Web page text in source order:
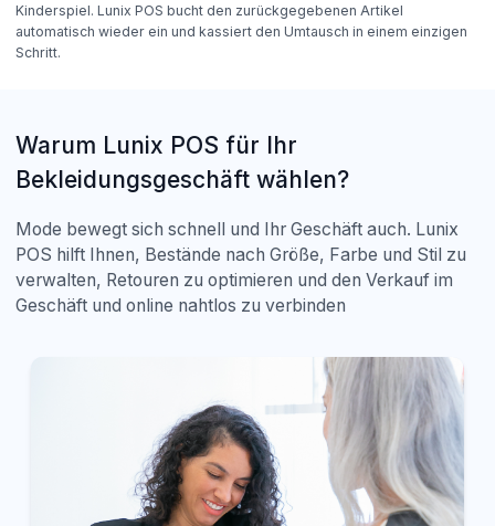
Kinderspiel. Lunix POS bucht den zurückgegebenen Artikel
automatisch wieder ein und kassiert den Umtausch in einem einzigen
Schritt.
Warum Lunix POS für Ihr
Bekleidungsgeschäft wählen?
Mode bewegt sich schnell und Ihr Geschäft auch. Lunix
POS hilft Ihnen, Bestände nach Größe, Farbe und Stil zu
verwalten, Retouren zu optimieren und den Verkauf im
Geschäft und online nahtlos zu verbinden